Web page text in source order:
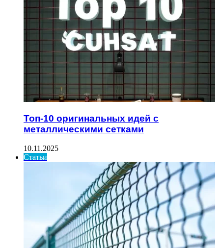
Топ-10 оригинальных идей с
металлическими сетками
10.11.2025
Статьи